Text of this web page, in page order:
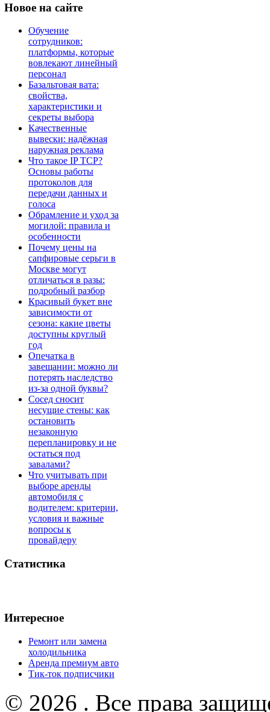
Новое на сайте
Обучение
сотрудников:
платформы, которые
вовлекают линейный
персонал
Базальтовая вата:
свойства,
характеристики и
секреты выбора
Качественные
вывески: надёжная
наружная реклама
Что такое IP TCP?
Основы работы
протоколов для
передачи данных и
голоса
Обрамление и уход за
могилой: правила и
особенности
Почему цены на
сапфировые серьги в
Москве могут
отличаться в разы:
подробный разбор
Красивый букет вне
зависимости от
сезона: какие цветы
доступны круглый
год
Опечатка в
завещании: можно ли
потерять наследство
из-за одной буквы?
Сосед сносит
несущие стены: как
остановить
незаконную
перепланировку и не
остаться под
завалами?
Что учитывать при
выборе аренды
автомобиля с
водителем: критерии,
условия и важные
вопросы к
провайдеру
Статистика
Интересное
Ремонт или замена
холодильника
Аренда премиум авто
Тик-ток подписчики
© 2026 . Все права